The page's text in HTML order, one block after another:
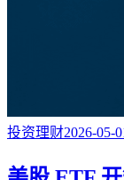
投资理财2026-05-